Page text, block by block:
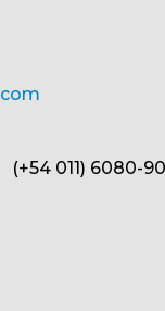
011) 6080-